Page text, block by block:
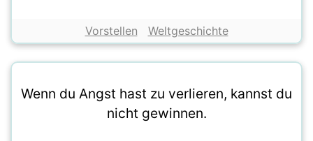
Vorstellen Weltgeschichte
Wenn du Angst hast zu verlieren, kannst du
nicht gewinnen.